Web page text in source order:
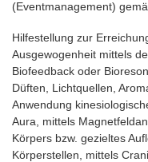
(Eventmanagement)
Hilfestellung zur
Ausgewogenheit mittels
Biofeedback oder
Düften, Lichtquellen,
Anwendung
Aura, mittels
Körpers bzw. gezieltes
Körperstellen, mittels